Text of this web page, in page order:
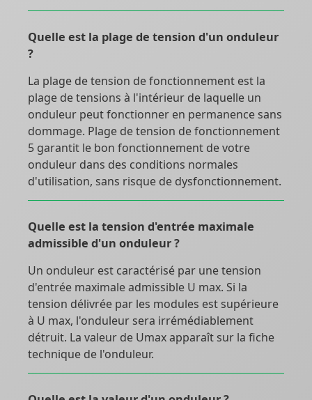
Quelle est la plage de tension d'un onduleur
?
La plage de tension de fonctionnement est la
plage de tensions à l'intérieur de laquelle un
onduleur peut fonctionner en permanence sans
dommage. Plage de tension de fonctionnement
5 garantit le bon fonctionnement de votre
onduleur dans des conditions normales
d'utilisation, sans risque de dysfonctionnement.
Quelle est la tension d'entrée maximale
admissible d'un onduleur ?
Un onduleur est caractérisé par une tension
d'entrée maximale admissible U max. Si la
tension délivrée par les modules est supérieure
à U max, l'onduleur sera irrémédiablement
détruit. La valeur de Umax apparaît sur la fiche
technique de l'onduleur.